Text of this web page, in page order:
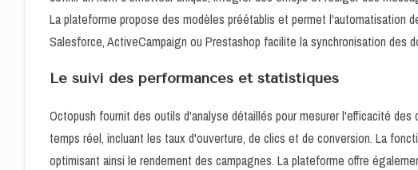
La plateforme propose des modèles préétablis et permet l'automatisation
Salesforce, ActiveCampaign ou Prestashop facilite la synchronisation des
Le suivi des performances et statistiques
Octopush fournit des outils d'analyse détaillés pour mesurer l'efficacité
temps réel, incluant les taux d'ouverture, de clics et de conversion. La
optimisant ainsi le rendement des campagnes. La plateforme offre